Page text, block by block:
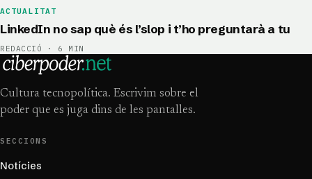
ACTUALITAT
LinkedIn no sap què és l’slop i t’ho preguntarà a tu
REDACCIÓ · 6 MIN
Cultura tecnopolítica. Escrivim sobre el
poder que es juga dins de les pantalles.
SECCIONS
Notícies